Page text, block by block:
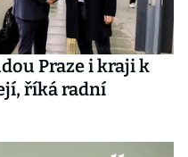
Praze i kraji k
říká radní